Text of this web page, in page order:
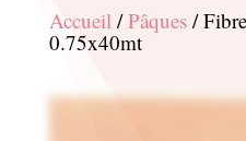
Accueil/Pâques/
0.75x40mt